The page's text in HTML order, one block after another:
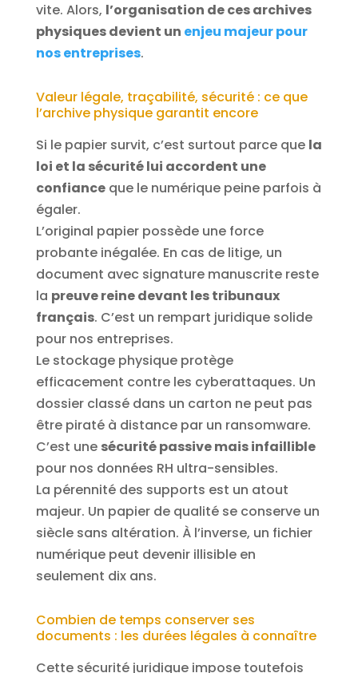
vite. Alors, l’organisation de ces archives
physiques devient un enjeu majeur pour
nos entreprises.
Valeur légale, traçabilité, sécurité : ce que
l’archive physique garantit encore
Si le papier survit, c’est surtout parce que la
loi et la sécurité lui accordent une
confianceque le numérique peine parfois à
égaler.
L’original papier possède une force
probante inégalée. En cas de litige, un
document avec signature manuscrite reste
la preuve reine devant les tribunaux
français. C’est un rempart juridique solide
pour nos entreprises.
Le stockage physique protège
efficacement contre les cyberattaques. Un
dossier classé dans un carton ne peut pas
être piraté à distance par un ransomware.
C’est une sécurité passive mais infaillible
pour nos données RH ultra-sensibles.
La pérennité des supports est un atout
majeur. Un papier de qualité se conserve un
siècle sans altération. À l’inverse, un fichier
numérique peut devenir illisible en
seulement dix ans.
Combien de temps conserver ses
documents : les durées légales à connaître
Cette sécurité juridique impose toutefois